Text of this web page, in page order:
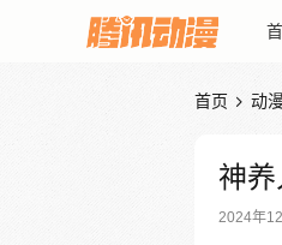
首页  动
神
2024年